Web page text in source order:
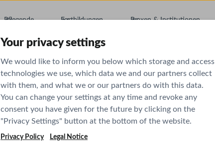
Your privacy settings
We would like to inform you below which storage and access
technologies we use, which data we and our partners collect
with them, and what we or our partners do with this data.
You can change your settings at any time and revoke any
consent you have given for the future by clicking on the
"Privacy Settings" button at the bottom of the website.
Privacy Policy Legal Notice
Pflegende Fortbildungen Praxen & Institutionen
Klinikalltag